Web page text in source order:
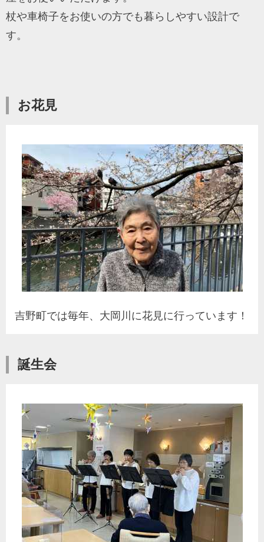
杖や車椅子をお使いの方でも暮らしやすい設計で
す。
お花見
吉野町では毎年、大岡川に花見に行っています！
誕生会